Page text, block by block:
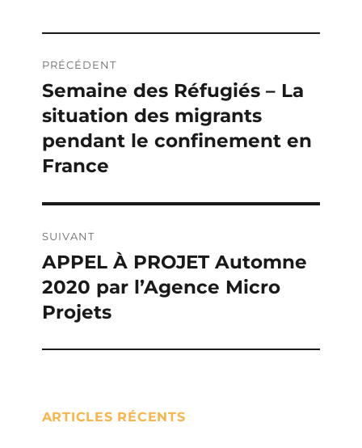
de
l’article
PRÉCÉDENT
Publication
précédente :
Semaine des Réfugiés – La
situation des migrants
pendant le confinement en
France
SUIVANT
Publication
suivante :
APPEL À PROJET Automne
2020 par l’Agence Micro
Projets
ARTICLES RÉCENTS